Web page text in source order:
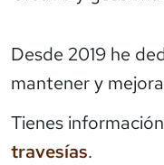
Desde 2019 he
mantener y
Tienes
travesías.